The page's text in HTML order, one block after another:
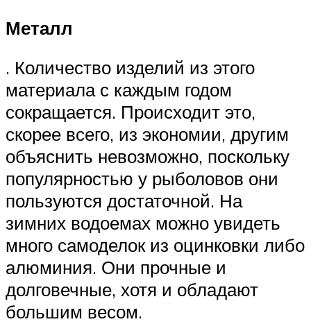
Металл
. Количество изделий из этого
материала с каждым годом
сокращается. Происходит это,
скорее всего, из экономии, другим
объяснить невозможно, поскольку
популярностью у рыболовов они
пользуются достаточной. На
зимних водоемах можно увидеть
много самоделок из оцинковки либо
алюминия. Они прочные и
долговечные, хотя и обладают
большим весом.